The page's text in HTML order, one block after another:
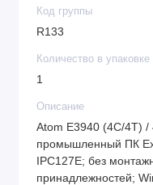
Код группы
R133
Количество в упаковке
1
Описание
Atom E3940 (4C/4T) /
промышленный ПК
IPC127E; без
принадлежностей;